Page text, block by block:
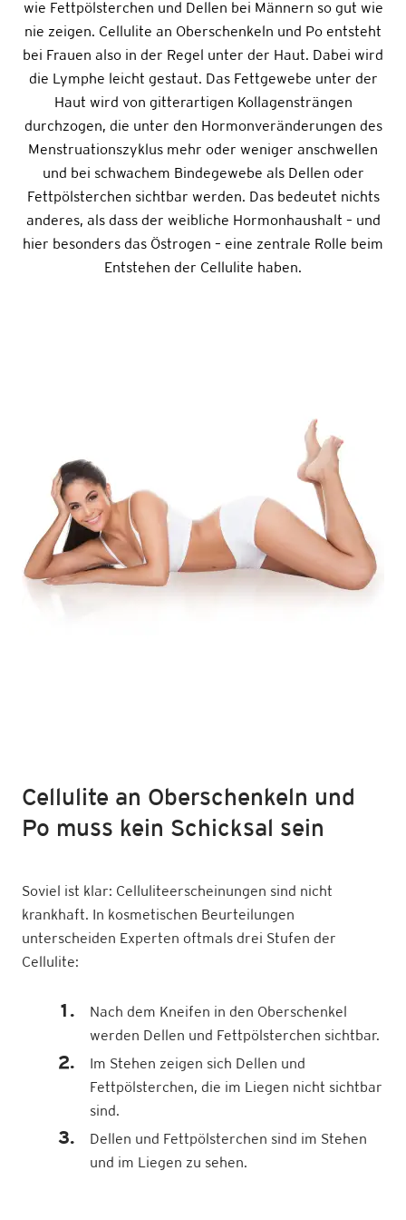
wie Fettpölsterchen und Dellen bei Männern so gut wie
nie zeigen. Cellulite an Oberschenkeln und Po entsteht
bei Frauen also in der Regel unter der Haut. Dabei wird
die Lymphe leicht gestaut. Das Fettgewebe unter der
Haut wird von gitterartigen Kollagensträngen
durchzogen, die unter den Hormonveränderungen des
Menstruationszyklus mehr oder weniger anschwellen
und bei schwachem Bindegewebe als Dellen oder
Fettpölsterchen sichtbar werden. Das bedeutet nichts
anderes, als dass der weibliche Hormonhaushalt – und
hier besonders das Östrogen – eine zentrale Rolle beim
Entstehen der Cellulite haben.
Cellulite an Oberschenkeln und
Po muss kein Schicksal sein
Soviel ist klar: Celluliteerscheinungen sind nicht
krankhaft. In kosmetischen Beurteilungen
unterscheiden Experten oftmals drei Stufen der
Cellulite:
Nach dem Kneifen in den Oberschenkel
werden Dellen und Fettpölsterchen sichtbar.
Im Stehen zeigen sich Dellen und
Fettpölsterchen, die im Liegen nicht sichtbar
sind.
Dellen und Fettpölsterchen sind im Stehen
und im Liegen zu sehen.